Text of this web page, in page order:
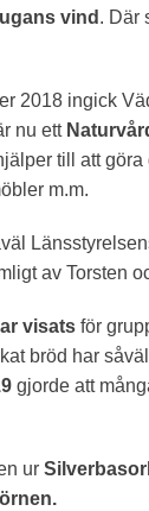
vind . Där
2018 ingick
nu ett
till att
m.m.
av Torsten
visats för
bröd har
gjorde att
ur